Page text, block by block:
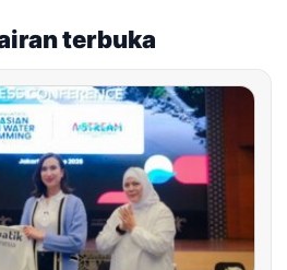
terbuka